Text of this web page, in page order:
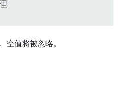
空值将被忽略。